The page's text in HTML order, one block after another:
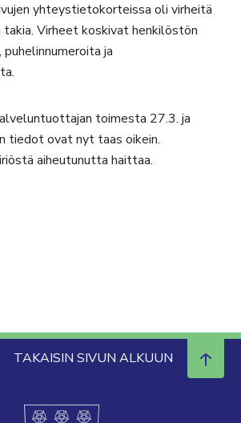
yhteystietokorteissa oli virheitä
Virheet koskivat henkilöstön
ja
toimesta 27.3. ja
ovat nyt taas oikein.
aiheutunutta haittaa.
TAKAISIN SIVUN ALKUUN